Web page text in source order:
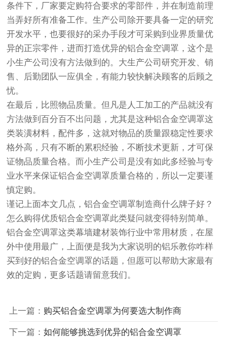
条件下，厂家要定购符合要求的零部件，并在制造前理
当弄好所有准备工作。生产公司除开要具备一定的研究
开发水平，也要很好的采办手段才可采购到业界质量优
异的正宗零件，进而打造优异的铝合金空调罩，这个是
小生产公司没有方法做到的。大生产公司研究开发、销
售、后勤团队一应俱全，有能力较快解决顾客的后顾之
忧。
在最后，比照物品质量。但凡是人工加工的产品就没有
方法做到百分百不出问题，尤其是这种铝合金空调罩这
类装潢材料，配件多，这就对物品的质量跟稳定性要求
格外高，只有不断的累积经验，不断技术更新，才可保
证物品质量合格。而小生产公司是没有如此多经验与专
业水平来保证铝合金空调罩质量合格的，所以一定要谨
慎定购。
谨记上面本文几点，铝合金空调罩制造商什么牌子好？
怎么购得优质铝合金空调罩此类疑问就变得特别简单。
铝合金空调罩这类幕墙建材装饰行业中常用材质，在屋
外中使用最广，上面便是我为大家说明的铝乐教你咋样
买到好的铝合金空调罩的话题，但愿可以帮助大家最有
效的定购，更多话题请留意我们。
上一篇： 购买铝合金空调罩为何要选大制作商
下一篇： 如何能够挑选到优异的铝合金空调罩